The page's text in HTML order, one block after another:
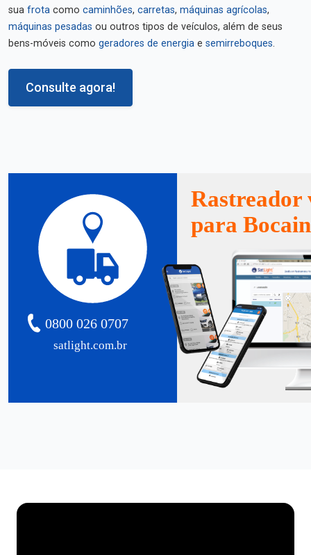
sua frota como caminhões, carretas, máquinas agrícolas,
máquinas pesadas ou outros tipos de veículos, além de seus
bens-móveis como geradores de energia e semirreboques.
Consulte agora!
satlight.com.br
0800 026 0707
Rastreador
para